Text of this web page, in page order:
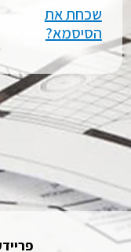
שכחת את
הסיסמא?